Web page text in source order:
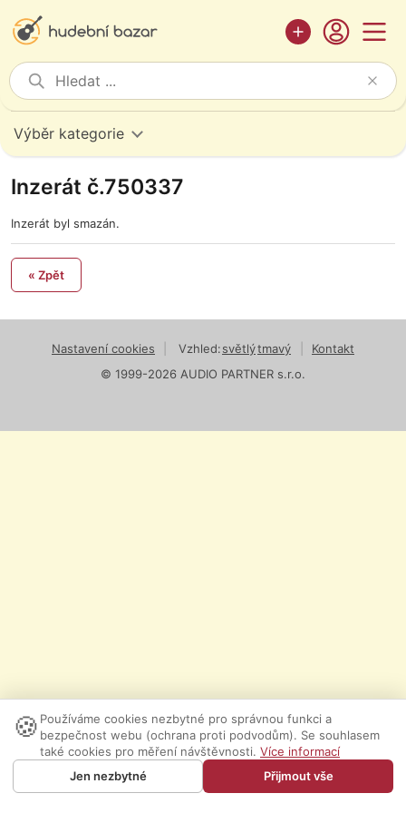
Výběr kategorie
Inzerát č.750337
Inzerát byl smazán.
« Zpět
Nastavení cookies Vzhled:světlýtmavý
Kontakt
© 1999-2026 AUDIO PARTNER s.r.o.
🍪 Používáme cookies nezbytné pro správnou funkci a
bezpečnost webu (ochrana proti podvodům). Se souhlasem
také cookies pro měření návštěvnosti. Více informací
Jen nezbytné
Přijmout vše